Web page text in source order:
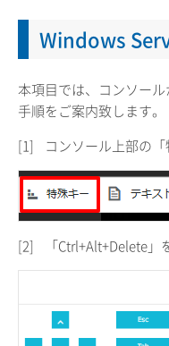
Windows
本項目では、コンソー
手順をご案内致します。
[1]
コンソール上部の「
[2] 「Ctrl+Alt+Delete」